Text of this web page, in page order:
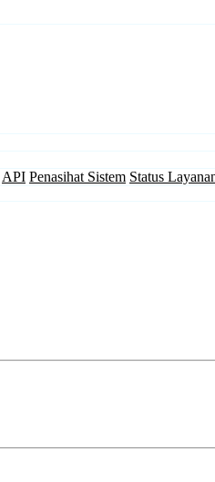
API Penasihat Sistem Status